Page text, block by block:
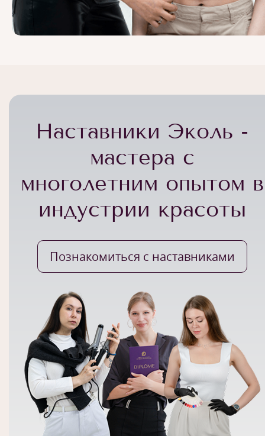
Наставники Эколь -
мастера с
многолетним опытом в
индустрии красоты
Познакомиться с наставниками